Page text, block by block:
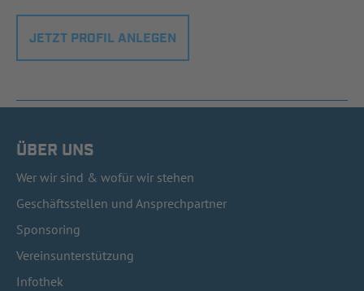
JETZT PROFIL ANLEGEN
ÜBER UNS
Wer wir sind & wofür wir stehen
Geschäftsstellen und Ansprechpartner
Sponsoring
Vereinsunterstützung
Infothek